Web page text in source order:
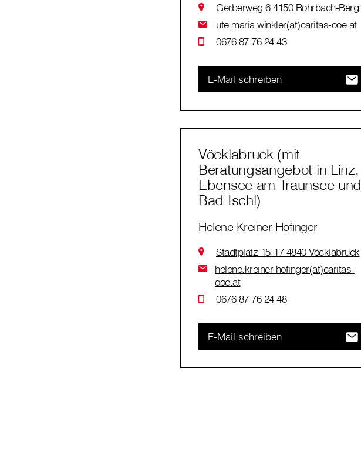
Gerberweg 6 4150 Rohrbach-Berg
ute.maria.winkler(at)caritas-ooe.at
0676 87 76 24 43
E-Mail schreiben
Vöcklabruck (mit
Beratungsangebot in Linz,
Ebensee am Traunsee und
Bad Ischl)
Helene Kreiner-Hofinger
Stadtplatz 15-17 4840 Vöcklabruck
helene.kreiner-hofinger(at)caritas-
ooe.at
0676 87 76 24 48
E-Mail schreiben